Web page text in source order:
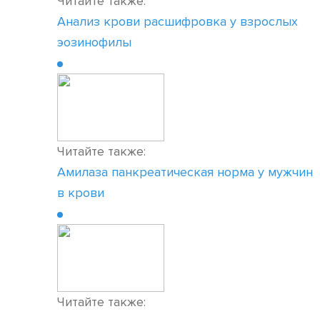
Анализ крови расшифровка у взрослых
эозинофилы
Читайте также:
Амилаза панкреатическая норма у мужчин
в крови
Читайте также: